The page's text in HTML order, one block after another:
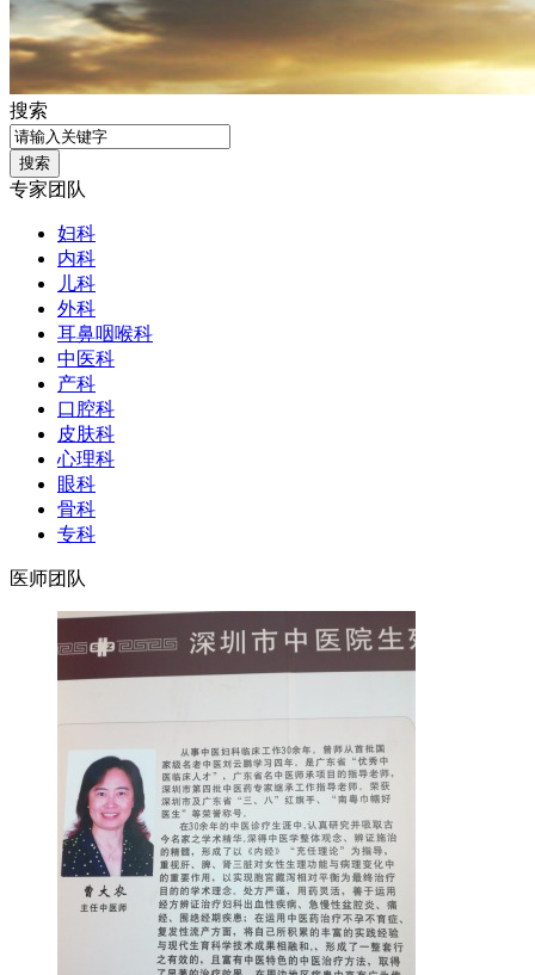
搜索
专家团队
妇科
内科
儿科
外科
耳鼻咽喉科
中医科
产科
口腔科
皮肤科
心理科
眼科
骨科
专科
医师团队